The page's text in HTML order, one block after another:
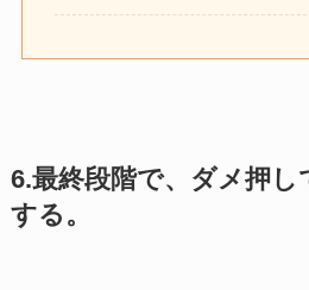
6.最終段階で、ダメ押し
する。